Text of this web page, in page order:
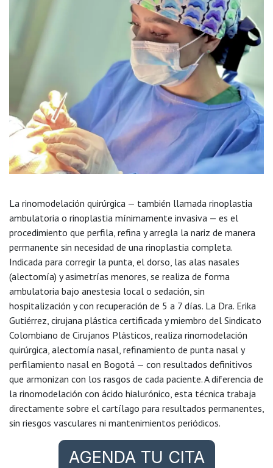
La rinomodelación quirúrgica — también llamada rinoplastia
ambulatoria o rinoplastia mínimamente invasiva — es el
procedimiento que perfila, refina y arregla la nariz de manera
permanente sin necesidad de una rinoplastia completa.
Indicada para corregir la punta, el dorso, las alas nasales
(alectomía) y asimetrías menores, se realiza de forma
ambulatoria bajo anestesia local o sedación, sin
hospitalización y con recuperación de 5 a 7 días. La Dra. Erika
Gutiérrez, cirujana plástica certificada y miembro del Sindicato
Colombiano de Cirujanos Plásticos, realiza rinomodelación
quirúrgica, alectomía nasal, refinamiento de punta nasal y
perfilamiento nasal en Bogotá — con resultados definitivos
que armonizan con los rasgos de cada paciente. A diferencia de
la rinomodelación con ácido hialurónico, esta técnica trabaja
directamente sobre el cartílago para resultados permanentes,
sin riesgos vasculares ni mantenimientos periódicos.
AGENDA TU CITA